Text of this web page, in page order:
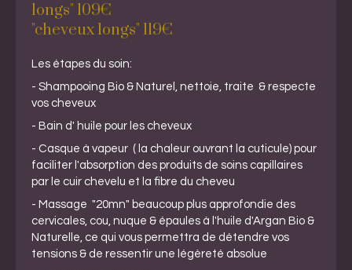
longs" 109€
"cheveux longs" 119€
Les étapes du soin:
- Shampooing Bio & Naturel, nettoie, traite & respecte
vos cheveux
- Bain d' huile pour les cheveux
- Casque à vapeur ( la chaleur ouvrant la cuticule) pour
faciliter l'absorption des produits de soins capillaires
par le cuir chevelu et la fibre du cheveu
- Massage "20mn" beaucoup plus approfondie des
cervicales, cou, nuque & épaules à l'huile d'Argan Bio &
Naturelle, ce qui vous permettra de détendre vos
tensions & de ressentir une légèreté absolue